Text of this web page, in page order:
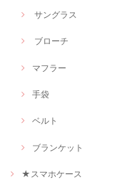
サングラス
ブローチ
マフラー
手袋
ベルト
ブランケット
★スマホケース